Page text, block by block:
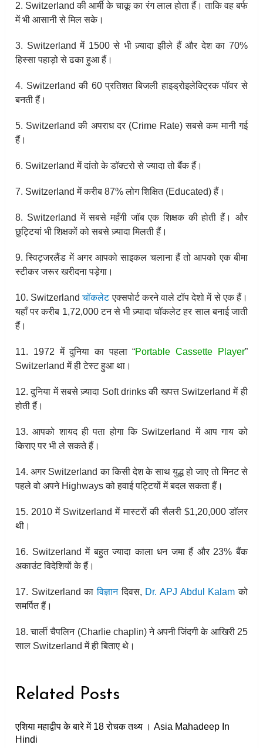
2. Switzerland की आर्मी के चाक़ू का रंग लाल होता हैं। ताकि वह बर्फ
में भी आसानी से मिल सके।
3. Switzerland में 1500 से भी ज़्यादा झीले हैं और देश का 70%
हिस्सा पहाड़ो से ढका हुआ हैं।
4. Switzerland की 60 प्रतिशत बिजली हाइड्रोइलेक्ट्रिक पॉवर से
बनती हैं।
5. Switzerland की अपराध दर (Crime Rate) सबसे कम मानी गई
हैं।
6. Switzerland में दांतो के डाॅक्टरो से ज्यादा तो बैंक हैं।
7. Switzerland में करीब 87% लोग शिक्षित (Educated) हैं।
8. Switzerland में सबसे महँगी जॉब एक शिक्षक की होती हैं। और
छुट्टियां भी शिक्षकों को सबसे ज़्यादा मिलती हैं।
9. स्विट्जरलैंड में अगर आपको साइकल चलाना हैं तो आपको एक बीमा
स्टीकर जरूर खरीदना पड़ेगा।
10. Switzerlandचॉकलेटएक्सपोर्ट करने वाले टॉप देशो में से एक हैं।
यहाँ पर करीब 1,72,000 टन से भी ज़्यादा चॉकलेट हर साल बनाई जाती
हैं।
11. 1972 में दुनिया का पहला “Portable Cassette Player”
Switzerland में ही टेस्ट हुआ था।
12. दुनिया में सबसे ज़्यादा Soft drinks की खपत्त Switzerland में ही
होती हैं।
13. आपको शायद ही पता होगा कि Switzerland में आप गाय को
किराए पर भी ले सकते हैं।
14. अगर Switzerland का किसी देश के साथ युद्ध हो जाए तो मिनट से
पहले वो अपने Highways को हवाई पट्टियों में बदल सकता हैं।
15. 2010 में Switzerland में मास्टरों की सैलरी $1,20,000 डाॅलर
थी।
16. Switzerland में बहुत ज्यादा काला धन जमा हैं और 23% बैंक
अकाउंट विदेशियों के हैं।
17. Switzerland काविज्ञानदिवस, Dr. APJ Abdul Kalam को
समर्पित हैं।
18. चार्ली चैपलिन (Charlie chaplin) ने अपनी जिंदगी के आखिरी 25
साल Switzerland में ही बिताए थे।
Related Posts
एशिया महाद्वीप के बारे में 18 रोचक तथ्य । Asia Mahadeep In
Hindi